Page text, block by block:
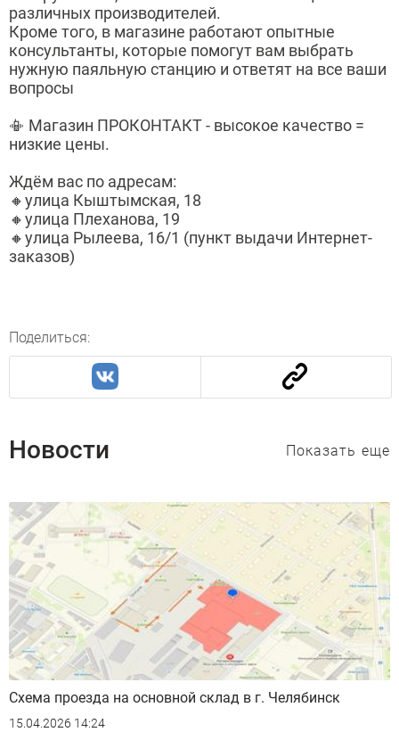
различных производителей.
Кроме того, в магазине работают опытные
консультанты, которые помогут вам выбрать
нужную паяльную станцию и ответят на все ваши
вопросы
📳 Магазин ПРОКОНТАКТ - высокое качество =
низкие цены.
Ждём вас по адресам:
🔸улица Кыштымская, 18
🔸улица Плеханова, 19
🔸улица Рылеева, 16/1 (пункт выдачи Интернет-
заказов)
Поделиться:
Новости Показать еще
Схема проезда на основной склад в г. Челябинск
15.04.2026 14:24